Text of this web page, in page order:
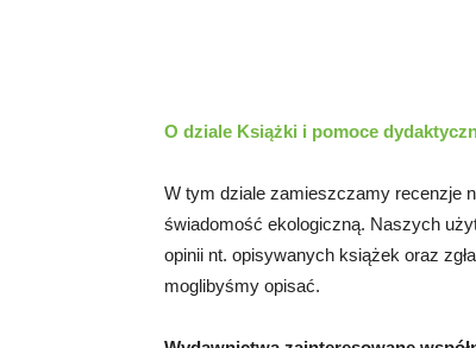
O dziale Książki i pomoce
W tym dziale zamieszczamy recenzje
świadomość ekologiczną. Naszych
opinii nt. opisywanych książek oraz
moglibyśmy opisać.